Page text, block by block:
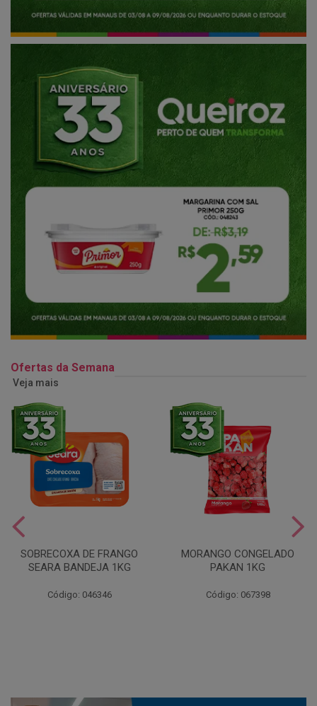
Ofertas da Semana
Veja mais
SOBRECOXA DE FRANGO
SEARA BANDEJA 1KG
Código: 046346
MORANGO CONGELADO
PAKAN 1KG
Código: 067398